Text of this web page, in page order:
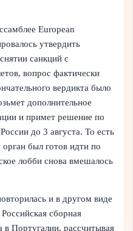
European
утвердить
санкций с
вопрос фактически
вердикта было
дополнительное
и примет решение по
до 3 августа. То есть
был готов идти по
лобби снова вмешалось
и в другом виде
сборная
в Португалии, рассчитывая